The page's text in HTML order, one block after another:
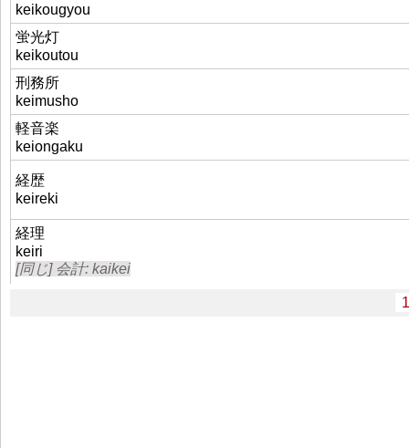
keikougyou
蛍光灯
keikoutou
刑務所
keimusho
軽音楽
keiongaku
経歴
keireki
経理
keiri
[同じ] 会計: kaikei
1